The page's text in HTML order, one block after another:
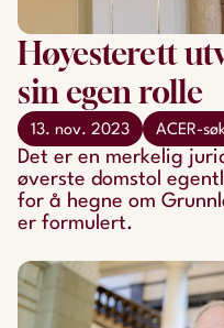
Høyesterett
sin egen rolle
13. nov. 2023 ACER-
Det er en merkelig
øverste domstol
for å hegne om
er formulert.